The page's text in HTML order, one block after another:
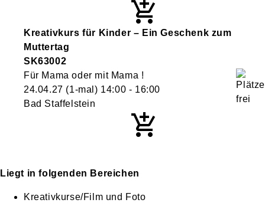
Kreativkurs für Kinder – Ein Geschenk zum
Muttertag
SK63002
Für Mama oder mit Mama !
24.04.27 (1-mal) 14:00 - 16:00
Bad Staffelstein
Liegt in folgenden Bereichen
Kreativkurse/Film und Foto